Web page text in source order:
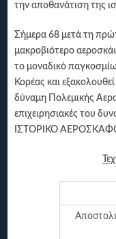
την αποθανάτιση της
Σήμερα 68 μετά τη
μακροβιότερο
το μοναδικό
Κορέας και
δύναμη Πολεμικής
επιχειρησιακές του
ΙΣΤΟΡΙΚΟ